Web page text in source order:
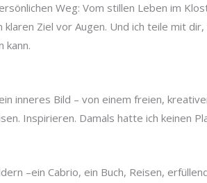
Weg: Vom stillen Leben im
Ziel vor Augen. Und ich teile mit
kann.
inneres Bild – von einem freien,
Inspirieren. Damals hatte ich keinen
–ein Cabrio, ein Buch, Reisen,